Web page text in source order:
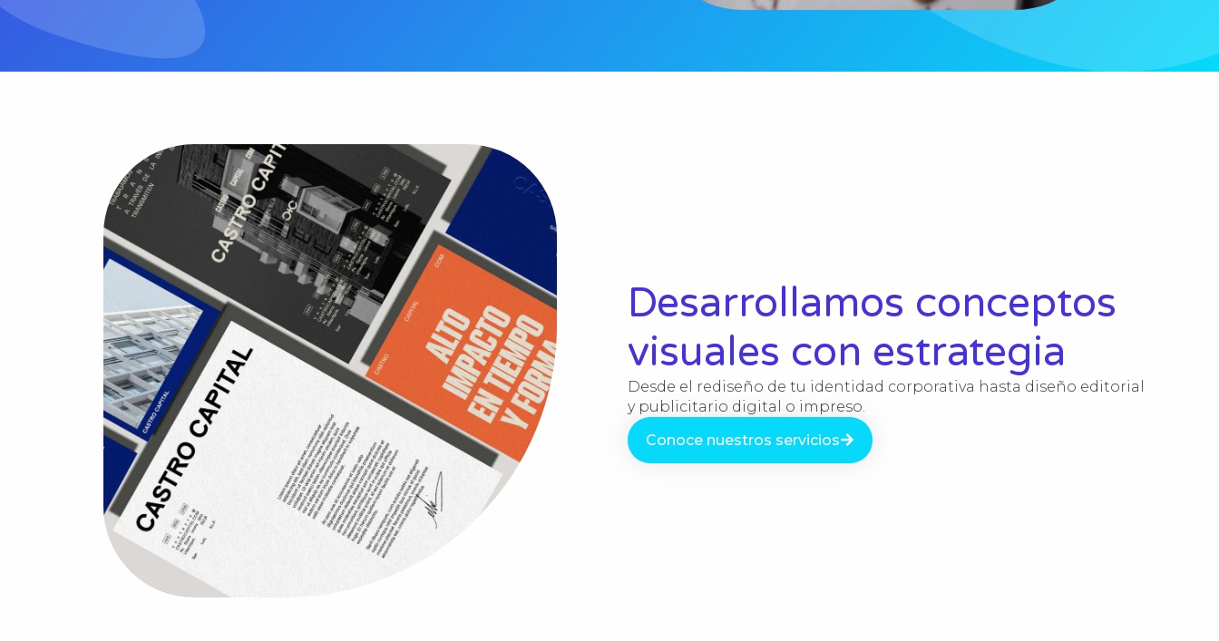
Desarrollamos conceptos
visuales con estrategia
Desde el rediseño de tu identidad corporativa hasta diseño editorial
y publicitario digital o impreso.
Conoce nuestros servicios